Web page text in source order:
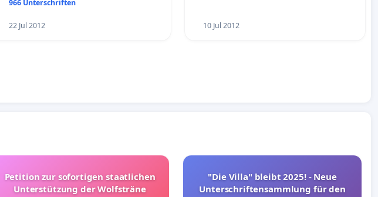
966 Unterschriften
22 Jul 2012 10 Jul 2012
Petition zur sofortigen staatlichen
Unterstützung der Wolfsträne
"Die Villa" bleibt 2025! - Neue
Unterschriftensammlung für den